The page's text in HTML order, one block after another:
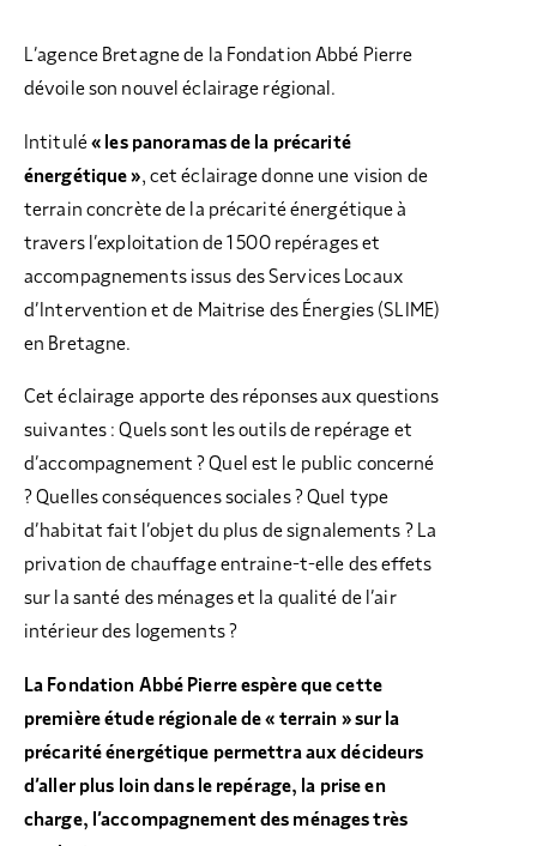
L’agence Bretagne de la Fondation Abbé Pierre
dévoile son nouvel éclairage régional.
Intitulé« les panoramas de la précarité
énergétique », cet éclairage donne une vision de
terrain concrète de la précarité énergétique à
travers l’exploitation de 1 500 repérages et
accompagnements issus des Services Locaux
d’Intervention et de Maitrise des Énergies (SLIME)
en Bretagne.
Cet éclairage apporte des réponses aux questions
suivantes : Quels sont les outils de repérage et
d’accompagnement ? Quel est le public concerné
? Quelles conséquences sociales ? Quel type
d’habitat fait l’objet du plus de signalements ? La
privation de chauffage entraine-t-elle des effets
sur la santé des ménages et la qualité de l’air
intérieur des logements ?
La Fondation Abbé Pierre espère que cette
première étude régionale de « terrain » sur la
précarité énergétique permettra aux décideurs
d’aller plus loin dans le repérage, la prise en
charge, l’accompagnement des ménages très